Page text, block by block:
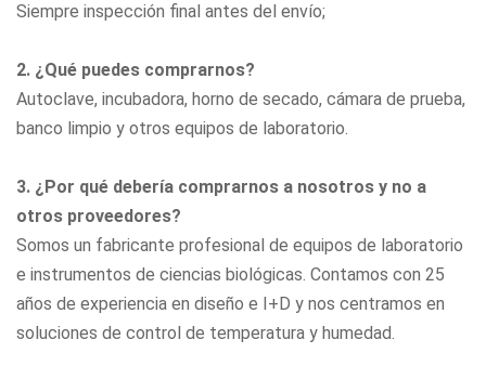
Siempre inspección final antes del envío;
2. ¿Qué puedes comprarnos?
Autoclave, incubadora, horno de secado, cámara de prueba,
banco limpio y otros equipos de laboratorio.
3. ¿Por qué debería comprarnos a nosotros y no a
otros proveedores?
Somos un fabricante profesional de equipos de laboratorio
e instrumentos de ciencias biológicas. Contamos con 25
años de experiencia en diseño e I+D y nos centramos en
soluciones de control de temperatura y humedad.